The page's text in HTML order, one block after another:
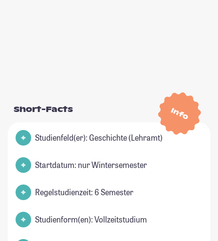
Info
Short-Facts
Studienfeld(er): Geschichte (Lehramt)
Startdatum: nur Wintersemester
Regelstudienzeit: 6 Semester
Studienform(en): Vollzeitstudium